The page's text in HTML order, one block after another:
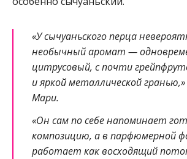
«У сычуаньского перца
необычный аромат —
цитрусовый, с почти
и яркой металлической
Мари.
«Он сам по себе напоминает
композицию, а в парфюмерной
работает как восходящий